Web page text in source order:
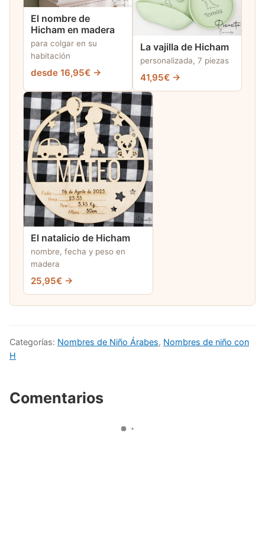
El nombre de
Hicham en madera
para colgar en su
habitación
desde 16,95€ →
La vajilla de Hicham
personalizada, 7 piezas
41,95€ →
El natalicio de Hicham
nombre, fecha y peso en
madera
25,95€ →
Categorías: Nombres de Niño Árabes, Nombres de niño con
H
Comentarios